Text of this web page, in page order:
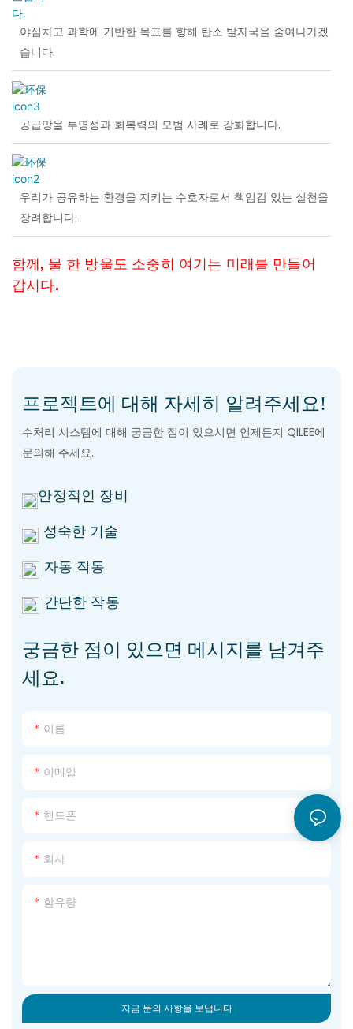
야심차고 과학에 기반한 목표를 향해 탄소 발자국을 줄여나가겠
습니다.
공급망을 투명성과 회복력의 모범 사례로 강화합니다.
우리가 공유하는 환경을 지키는 수호자로서 책임감 있는 실천을
장려합니다.
함께, 물 한 방울도 소중히 여기는 미래를 만들어
갑시다.
프로젝트에 대해 자세히 알려주세요!
수처리 시스템에 대해 궁금한 점이 있으시면 언제든지 QILEE에
문의해 주세요.
안정적인 장비
성숙한 기술
자동 작동
간단한 작동
궁금한 점이 있으면 메시지를 남겨주
세요.
이름
이메일
핸드폰
회사
함유량
지금 문의 사항을 보냅니다